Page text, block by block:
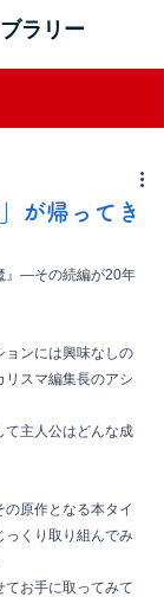
ラリー
が帰ってき
』―その続編が20年
ョンには興味なしの
リスマ編集長のアシ
て主人公はどんな成
原作となる本タイ
っくり取り組んでみ
てお手に取ってみて